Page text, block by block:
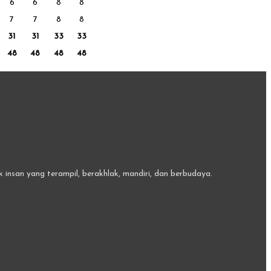
6
6 8
8
7
7 8
8
31
31 33
33
48
48 48 48
yang terampil, berakhlak, mandiri, dan berbudaya.